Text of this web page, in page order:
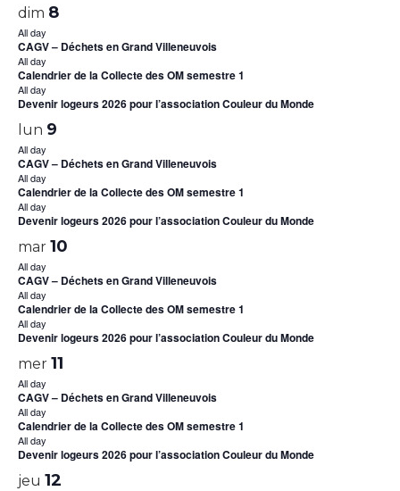
dim 8
All day
CAGV – Déchets en Grand Villeneuvois
All day
Calendrier de la Collecte des OM semestre 1
All day
Devenir logeurs 2026 pour l’association Couleur du Monde
lun 9
All day
CAGV – Déchets en Grand Villeneuvois
All day
Calendrier de la Collecte des OM semestre 1
All day
Devenir logeurs 2026 pour l’association Couleur du Monde
mar 10
All day
CAGV – Déchets en Grand Villeneuvois
All day
Calendrier de la Collecte des OM semestre 1
All day
Devenir logeurs 2026 pour l’association Couleur du Monde
mer 11
All day
CAGV – Déchets en Grand Villeneuvois
All day
Calendrier de la Collecte des OM semestre 1
All day
Devenir logeurs 2026 pour l’association Couleur du Monde
jeu 12